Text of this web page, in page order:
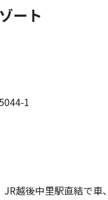
ート
1
越後中里駅直結で車